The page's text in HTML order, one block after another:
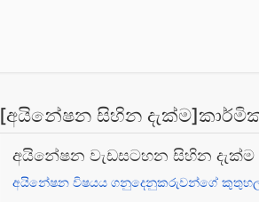
[අයිනේෂන සිහින
අයිනේෂන වැඩසටහන සිහින දැක්ම
අයිනේෂන විෂයය ගනුදෙනුකරුවන්ගේ